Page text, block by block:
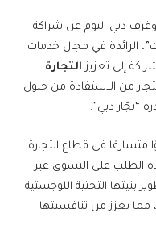
وغرف دبي اليوم عن شراكة
الرائدة في مجال خدمات
إلى تعزيز التجارة
من الاستفادة من حلول
“تجّار دبي”.
في قطاع التجارة
الطلب على التسوق عبر
بنيتها التحتية اللوجستية
يعزز من تنافسيتها